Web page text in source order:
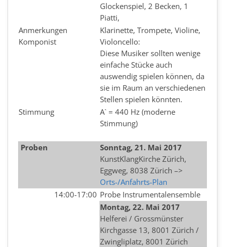
Glockenspiel, 2 Becken, 1
Piatti,
Anmerkungen
Komponist
Klarinette, Trompete, Violine,
Violoncello:
Diese Musiker sollten wenige
einfache Stücke auch
auswendig spielen können, da
sie im Raum an verschiedenen
Stellen spielen könnten.
Stimmung
A` = 440 Hz (moderne
Stimmung)
Proben
Sonntag, 21. Mai 2017
KunstKlangKirche Zürich,
Eggweg, 8038 Zürich –>
Orts-/Anfahrts-Plan
14:00-17:00 Probe Instrumentalensemble
Montag, 22. Mai 2017
Helferei / Grossmünster
Kirchgasse 13, 8001 Zürich /
Zwingliplatz, 8001 Zürich